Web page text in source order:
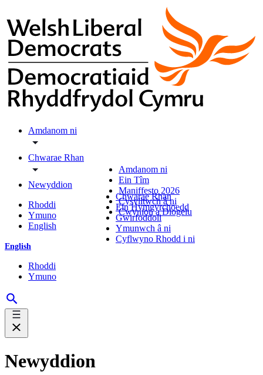
Amdanom ni
Chwarae Rhan
Newyddion
Rhoddi
Ymuno
English
English
Rhoddi
Ymuno
Amdanom ni
Ein Tîm
Maniffesto 2026
Cysylltwch â ni
Cwynion a Diogelu
Chwarae Rhan
Ein Hymgyrchoedd
Gwirfoddoli
Ymunwch â ni
Cyflwyno Rhodd i ni
Newyddion